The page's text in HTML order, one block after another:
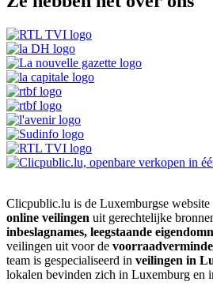
Clicpublic.lu is de Luxemburgse website
online veilingen uit gerechtelijke
inbeslagnames, leegstaande
veilingen uit voor de
team is gespecialiseerd in veilingen in
lokalen bevinden zich in Luxemburg en